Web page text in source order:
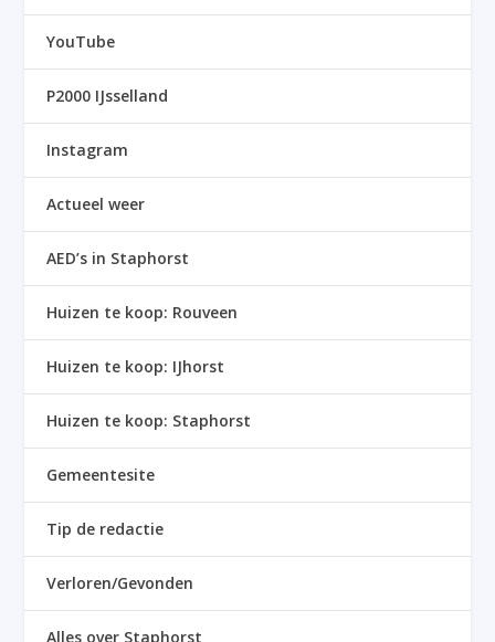
YouTube
P2000 IJsselland
Instagram
Actueel weer
AED’s in Staphorst
Huizen te koop: Rouveen
Huizen te koop: IJhorst
Huizen te koop: Staphorst
Gemeentesite
Tip de redactie
Verloren/Gevonden
Alles over Staphorst